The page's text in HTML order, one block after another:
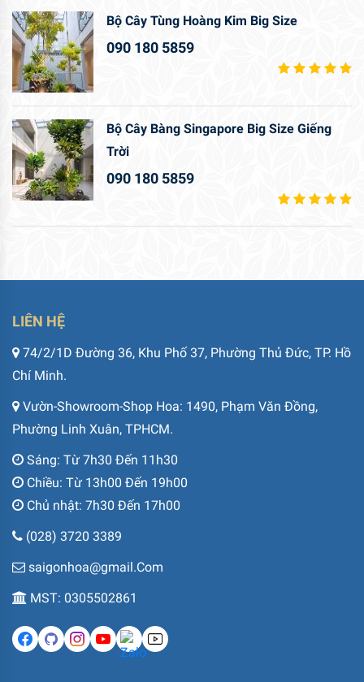
Bộ Cây Tùng Hoàng Kim Big Size
090 180 5859
Bộ Cây Bàng Singapore Big Size Giếng
Trời
090 180 5859
LIÊN HỆ
74/2/1D Đường 36, Khu Phố 37, Phường Thủ Đức, TP. Hồ
Chí Minh.
Vườn-Showroom-Shop Hoa: 1490, Phạm Văn Đồng,
Phường Linh Xuân, TPHCM.
Sáng: Từ 7h30 Đến 11h30
Chiều: Từ 13h00 Đến 19h00
Chủ nhật: 7h30 Đến 17h00
(028) 3720 3389
saigonhoa@gmail.Com
MST: 0305502861